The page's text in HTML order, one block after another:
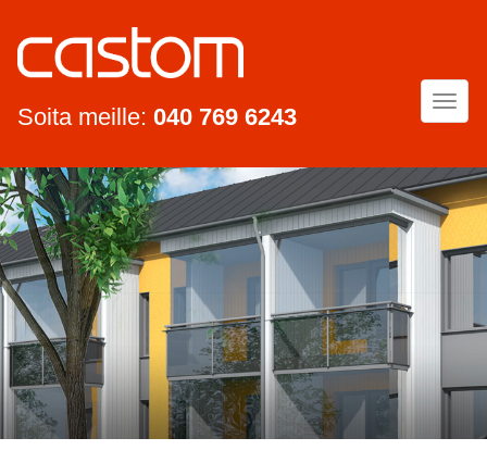
Soita meille: 040 769 6243